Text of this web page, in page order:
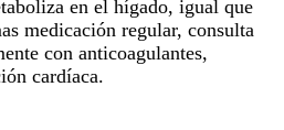
en el hígado, igual que
medicación regular, consulta
con anticoagulantes,
cardíaca.